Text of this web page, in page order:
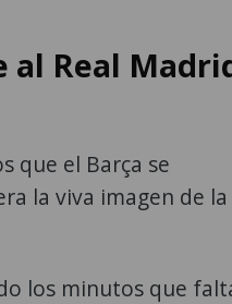
al Real
que el Barça se
la viva imagen de la
los minutos que